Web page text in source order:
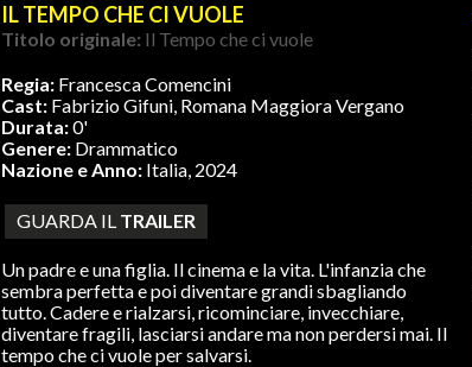
IL TEMPO CHE CI VUOLE
Titolo originale: Il Tempo che ci vuole
Regia: Francesca Comencini
Cast: Fabrizio Gifuni, Romana Maggiora Vergano
Durata:0'
Genere: Drammatico
Nazione e Anno: Italia, 2024
GUARDA IL TRAILER
Un padre e una figlia. Il cinema e la vita. L'infanzia che
sembra perfetta e poi diventare grandi sbagliando
tutto. Cadere e rialzarsi, ricominciare, invecchiare,
diventare fragili, lasciarsi andare ma non perdersi mai. Il
tempo che ci vuole per salvarsi.